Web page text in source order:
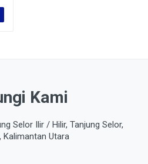
Kami
Selor Ilir / Hilir, Tanjung Selor,
Kalimantan Utara